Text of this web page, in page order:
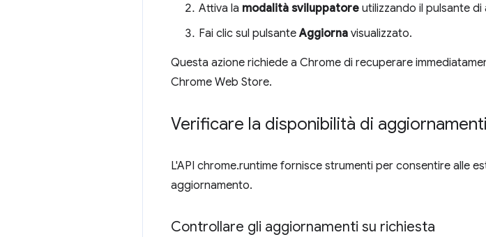
Attiva la modalità sviluppatore utilizzando il pulsante
Fai clic sul pulsanteAggiorna visualizzato.
Questa azione richiede a Chrome di recuperare
Chrome Web Store.
Verificare la disponibilità di
L'API chrome.runtime fornisce strumenti per consentire alle
aggiornamento.
Controllare gli aggiornamenti su richiesta